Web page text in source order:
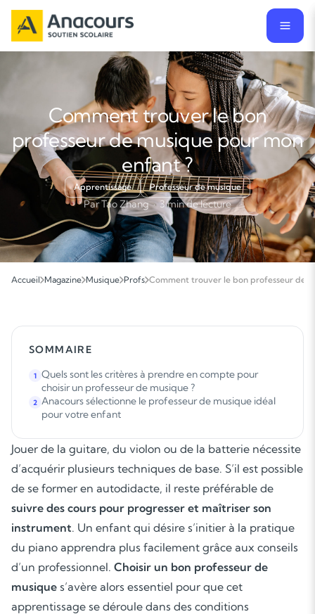
Comment trouver le bon
professeur de musique pour mon
enfant ?
Apprentissage Professeur de musique
Par Tao Zhang · 3 min de lecture
Accueil Magazine Musique Profs Comment trouver le bon professeur de
SOMMAIRE
1 Quels sont les critères à prendre en compte pour
choisir un professeur de musique ?
2 Anacours sélectionne le professeur de musique idéal
pour votre enfant
Jouer de la guitare, du violon ou de la batterie nécessite
d’acquérir plusieurs techniques de base. S’il est possible
de se former en autodidacte, il reste préférable de
suivre des cours pour progresser et maîtriser son
instrument. Un enfant qui désire s’initier à la pratique
du piano apprendra plus facilement grâce aux conseils
d’un professionnel. Choisir un bon professeur de
musique s’avère alors essentiel pour que cet
apprentissage se déroule dans des conditions